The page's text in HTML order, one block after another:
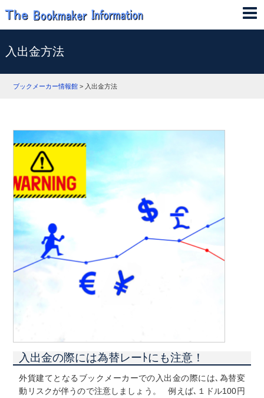
入出金方法
ブックメーカー情報館 > 入出金方法
入出金の際には為替レーﾄにも注意！
外貨建てとなるブックメーカーでの入出金の際には､為替変
動リスクが伴うので注意しましょう。 例えば､１ドル100円